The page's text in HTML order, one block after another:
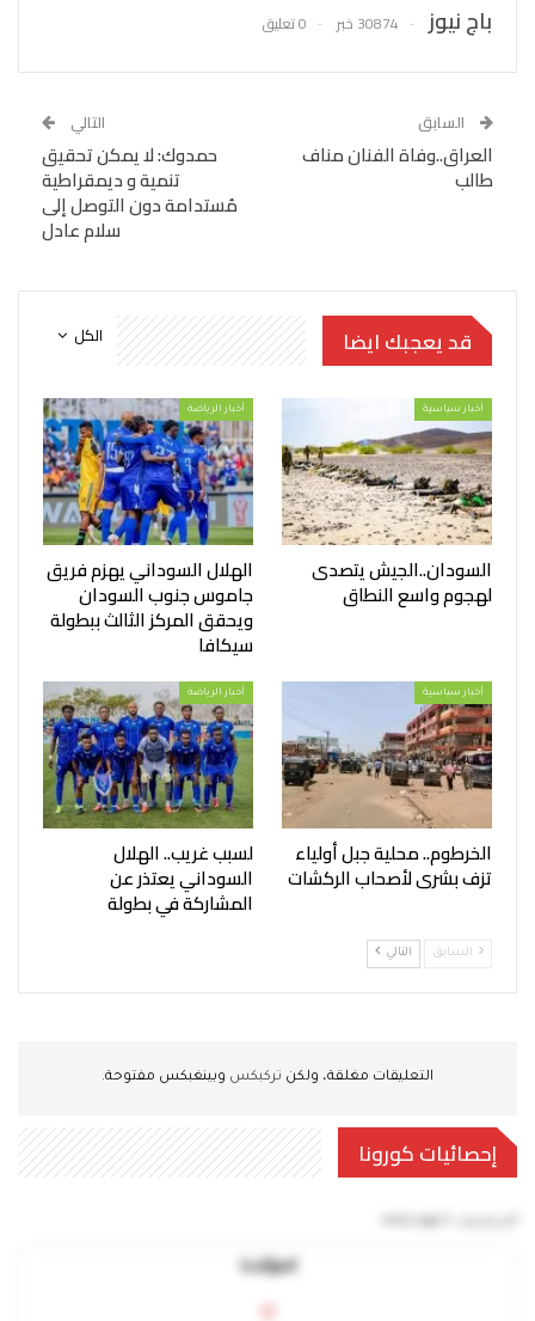
باج نيوز 30874 خبر 0 تعليق
السابق
العراق..وفاة الفنان مناف
طالب
التالي
حمدوك: لا يمكن تحقيق
تنمية و ديمقراطية
مُستدامة دون التوصل إلى
سلام عادل
الكل قد يعجبك ايضا
أخبار سياسية
السودان..الجيش يتصدى
لهجوم واسع النطاق
أخبار الرياضة
الهلال السوداني يهزم فريق
جاموس جنوب السودان
ويحقق المركز الثالث ببطولة
سيكافا
أخبار سياسية
الخرطوم.. محلية جبل أولياء
تزف بشرى لأصحاب الركشات
أخبار الرياضة
لسبب غريب.. الهلال
السوداني يعتذر عن
المشاركة في بطولة
السابق التالي
التعليقات مغلقة، ولكن تركبكس وبينغبكس مفتوحة.
إحصائيات كورونا